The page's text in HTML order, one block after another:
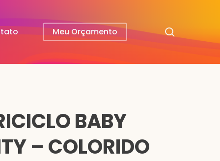
Meu Orçamento
BABY
– COLORIDO